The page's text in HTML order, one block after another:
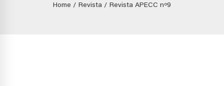
Home Revista Revista APECC nº9